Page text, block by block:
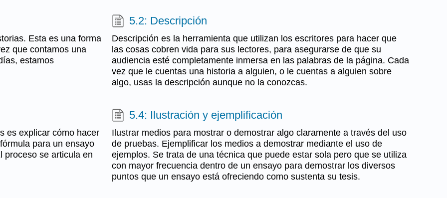
Esta es una forma
que contamos una
estamos
5.2: Descripción
Descripción es la herramienta que utilizan los escritores para hacer que
las cosas cobren vida para sus lectores, para asegurarse de que su
audiencia esté completamente inmersa en las palabras de la página. Cada
vez que le cuentas una historia a alguien, o le cuentas a alguien sobre
algo, usas la descripción aunque no la conozcas.
es explicar cómo hacer
para un ensayo
proceso se articula en
5.4: Ilustración y ejemplificación
Ilustrar medios para mostrar o demostrar algo claramente a través del uso
de pruebas. Ejemplificar los medios a demostrar mediante el uso de
ejemplos. Se trata de una técnica que puede estar sola pero que se utiliza
con mayor frecuencia dentro de un ensayo para demostrar los diversos
puntos que un ensayo está ofreciendo como sustenta su tesis.